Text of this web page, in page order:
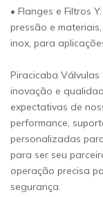
• Flanges e Filtros
pressão e
inox, para
Piracicaba Válvulas
inovação e
expectativas de
performance,
personalizadas
para ser seu
operação precisa
segurança.